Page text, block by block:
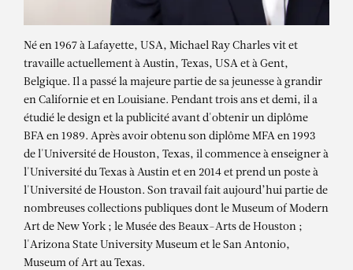
MICHAEL RAY
CHARLES
(Forever Free) Jesse jackson
Né en 1967 à Lafayette, USA, Michael Ray Charles vit et
travaille actuellement à Austin, Texas, USA et à Gent,
Belgique. Il a passé la majeure partie de sa jeunesse à grandir
en Californie et en Louisiane. Pendant trois ans et demi, il a
étudié le design et la publicité avant d'obtenir un diplôme
BFA en 1989. Après avoir obtenu son diplôme MFA en 1993
de l'Université de Houston, Texas, il commence à enseigner à
l'Université du Texas à Austin et en 2014 et prend un poste à
l'Université de Houston. Son travail fait aujourd’hui partie de
nombreuses collections publiques dont le Museum of Modern
Art de New York ; le Musée des Beaux-Arts de Houston ;
l'Arizona State University Museum et le San Antonio,
Museum of Art au Texas.